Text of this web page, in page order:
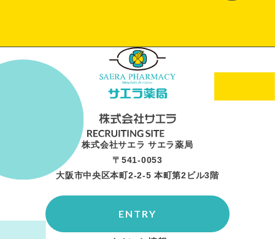
株式会社サエラ サエラ薬局
〒541-0053
大阪市中央区本町2-2-5 本町第2ビル3階
ENTRY